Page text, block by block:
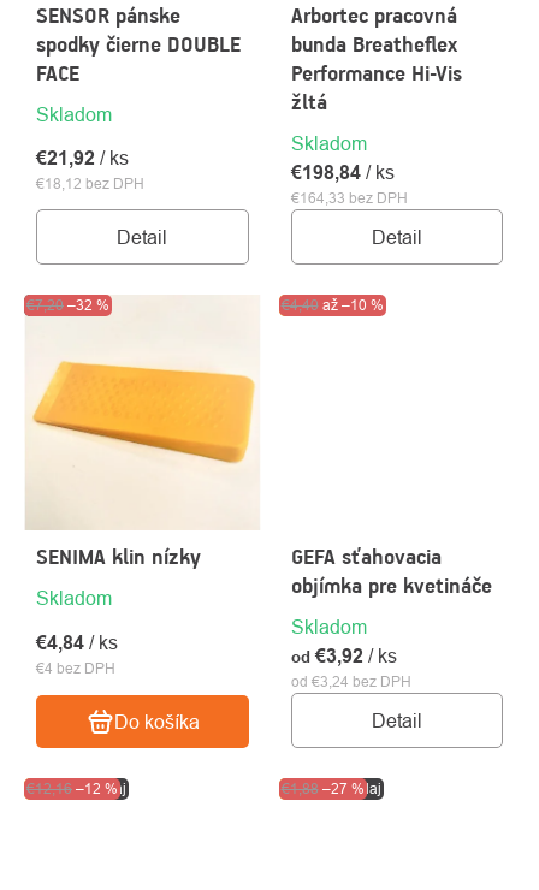
SENSOR pánske
spodky čierne DOUBLE
FACE
Skladom
€18,12 bez DPH
€21,92 / ks
Detail
Arbortec pracovná
bunda Breatheflex
Performance Hi-Vis
žltá
Skladom
€164,33 bez DPH
€198,84 / ks
Detail
Výpredaj
€7,20 –32 %
SENIMA klin nízky
Skladom
€4 bez DPH
€4,84 / ks
Do košíka
Akcia Výpredaj
€4,40až –10 %
GEFA sťahovacia
objímka pre kvetináče
Skladom
od €3,24 bez DPH
od €3,92 / ks
Detail
Akcia Výpredaj
€12,16 –12 % Akcia Výpredaj
€1,88 –27 %